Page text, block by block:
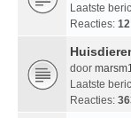
Laatste
Reacties: 12
door
Laatste
Reacties: